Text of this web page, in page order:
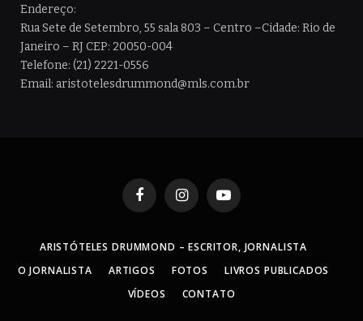
Endereço:
Rua Sete de Setembro, 55 sala 803 – Centro –Cidade: Rio de
Janeiro – RJ CEP: 20050-004
Telefone: (21) 2221-0556
Email: aristotelesdrummond@mls.com.br
FacebookInstagramYouTube
ARISTÓTELES DRUMMOND – ESCRITOR, JORNALISTA
O JORNALISTA
ARTIGOS FOTOS
LIVROS PUBLICADOS
VÍDEOS
CONTATO